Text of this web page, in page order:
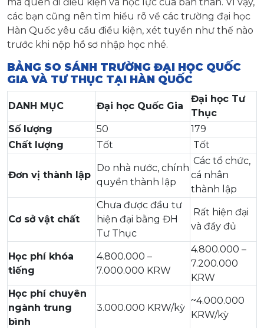
các bạn cũng nên tìm hiểu rõ về các trường đại học
Hàn Quốc yêu cầu điều kiện, xét tuyển như thế nào
trước khi nộp hồ sơ nhập học nhé.
BẢNG SO SÁNH TRƯỜNG ĐẠI HỌC QUỐC
GIA VÀ TƯ THỤC TẠI HÀN QUỐC
DANH MỤC Đại học Quốc Gia
Đại học Tư
Thục
Số lượng
50
179
Chất lượng
Tốt Tốt
Đơn vị thành lập
Do nhà nước, chính
quyền thành lập
Các tổ chức,
cá nhân
thành lập
Cơ sở vật chất
Chưa được đầu tư
hiện đại bằng ĐH
Tư Thục
Rất hiện đại
và đầy đủ
Học phí khóa
tiếng
4.800.000 –
7.000.000 KRW
4.800.000 –
7.200.000
KRW
Học phí chuyên
ngành trung
bình
3.000.000 KRW/kỳ
~4.000.000
KRW/kỳ